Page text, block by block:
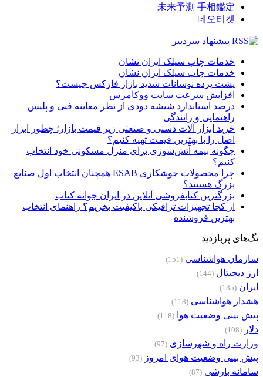
未来予測 手相鑑定
네오티켓
پیشنهاد سردبیر
خدمات چاپ سیلک ایران نشان
خدمات چاپ سیلک ایران نشان
پشت پرده نوسانات شدید بازار فارکس چیست؟
افزایش سرعت سایت ووکامرس
درصد استاندارد شیشه دودی از نظر معاینه فنی و پلیس
راهنمایی و رانندگی
خرید ابزار آلات دستی و صنعتی زیر قیمت بازار؛ چطور ابزار
اصل را با بهترین قیمت تهیه کنیم؟
چگونه بیمه آتش‌سوزی برای منزل مسکونی خود انتخاب
کنیم؟
چرا محصولات جوشکاری ESAB همچنان انتخاب اول صنایع
بزرگ هستند؟
بزرگترین کتابفروشی آنلاین در ایران جوانه کتاب
از کجا تجهیزات ترافیکی باکیفیت بخریم؟ راهنمای انتخاب
بهترین فروشنده
تگ‌های پربازدید
سازمان هواشناسی (151)
ارز دیجیتال (144)
ایران (135)
هشدار هواشناسی (118)
پیش بینی وضعیت هوا (118)
دلار (108)
وزارت راه و شهرسازی (97)
پیش بینی وضعیت هوای امروز (93)
سامانه بارشی (87)